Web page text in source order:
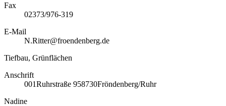
Fax
02373/976-319
E-Mail
N.Ritter@froendenberg.de
Tiefbau, Grünflächen
Anschrift
001Ruhrstraße 958730Fröndenberg/Ruhr
Nadine